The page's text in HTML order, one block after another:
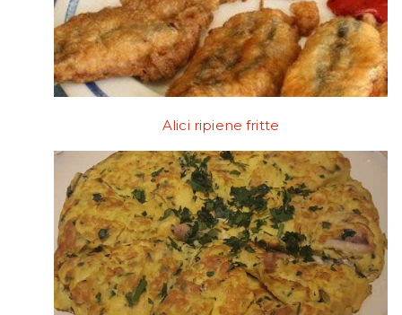
Alici ripiene fritte